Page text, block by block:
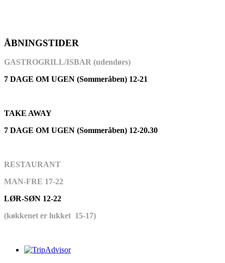
ÅBNINGSTIDER
GASTROGRILL/ISBAR (udendørs)
7 DAGE OM UGEN (Sommeråben) 12-21
TAKE AWAY
7 DAGE OM UGEN (Sommeråben) 12-20.30
RESTAURANT
MAN-FRE 17-22
LØR-SØN 12-22
(køkkenet er lukket 15-17)